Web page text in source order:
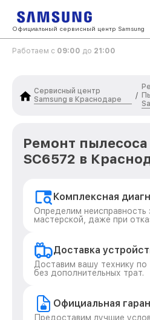
Официальный сервисный центр Samsung
Работаем с 09:00 до 21:00
Сервисный центр
Samsung в Краснодаре
/
Ремонт пылесоса
SC6572 в
Комплексная
Определим неисправность
мастерской, даже при
Доставка
Доставим вашу технику
без дополнительных трат.
Официальная
Предоставим лучшие